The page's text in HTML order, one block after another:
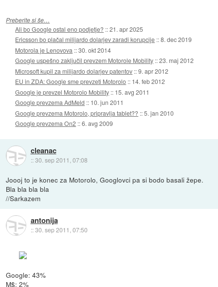
Preberite si še…
Ali bo Google ostal eno podjetje? ::21. apr 2025
Ericsson bo plačal milijardo dolarjev zaradi korupcije ::8. dec 2019
Motorola je Lenovova ::30. okt 2014
Google uspešno zaključil prevzem Motorole Mobility ::23. maj 2012
Microsoft kupil za milijardo dolarjev patentov ::9. apr 2012
EU in ZDA: Google sme prevzeti Motorolo :: 14. feb 2012
Google je prevzel Motorolo Mobility :: 15. avg 2011
Google prevzema AdMeld :: 10. jun 2011
Google prevzema Motorolo, pripravlja tablet?? ::5. jan 2010
Google prevzema On2 ::6. avg 2009
cleanac
::30. sep 2011, 07:08
Joooj to je konec za Motorolo, Googlovci pa si bodo basali žepe.
Bla bla bla bla
//Sarkazem
antonija
::30. sep 2011, 07:50
Google: 43%
M$: 2%